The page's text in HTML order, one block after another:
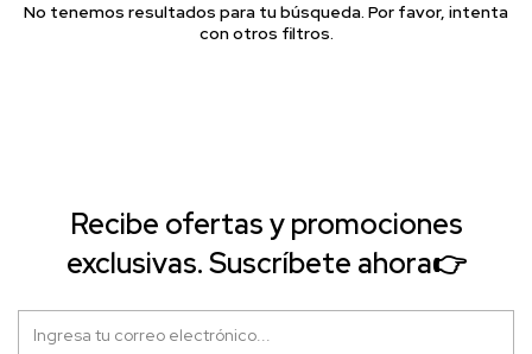
No tenemos resultados para tu búsqueda. Por favor, intenta
con otros filtros.
Recibe ofertas y promociones
exclusivas. Suscríbete ahora👉